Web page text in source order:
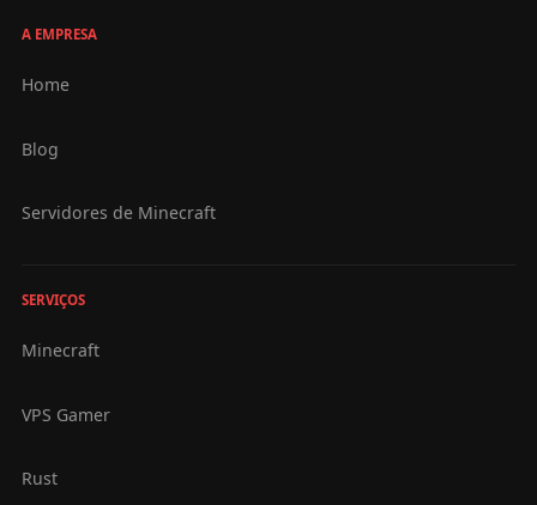
A EMPRESA
Home
Blog
Servidores de Minecraft
SERVIÇOS
Minecraft
VPS Gamer
Rust